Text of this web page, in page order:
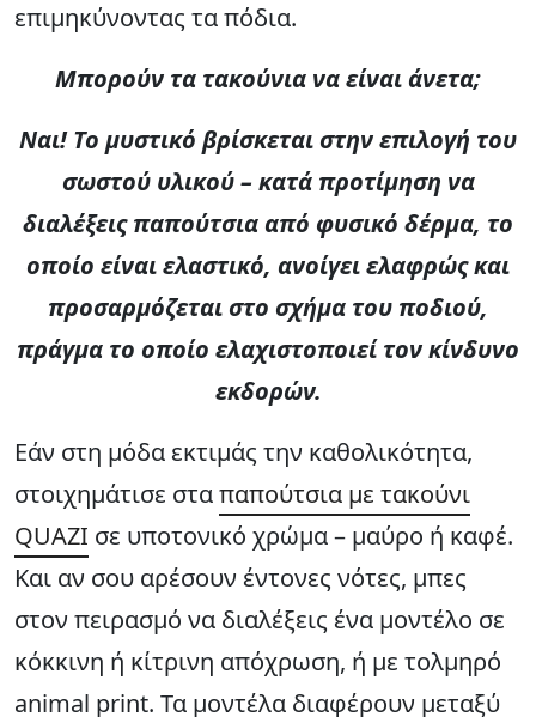
επιμηκύνοντας τα πόδια.
Μπορούν τα τακούνια να είναι άνετα;
Ναι! Το μυστικό βρίσκεται στην επιλογή του
σωστού υλικού – κατά προτίμηση να
διαλέξεις παπούτσια από φυσικό δέρμα, το
οποίο είναι ελαστικό, ανοίγει ελαφρώς και
προσαρμόζεται στο σχήμα του ποδιού,
πράγμα το οποίο ελαχιστοποιεί τον κίνδυνο
εκδορών.
Εάν στη μόδα εκτιμάς την καθολικότητα,
στοιχημάτισε σταπαπούτσια με τακούνι
QUAZI σε υποτονικό χρώμα – μαύρο ή καφέ.
Και αν σου αρέσουν έντονες νότες, μπες
στον πειρασμό να διαλέξεις ένα μοντέλο σε
κόκκινη ή κίτρινη απόχρωση, ή με τολμηρό
animal print. Τα μοντέλα διαφέρουν μεταξύ